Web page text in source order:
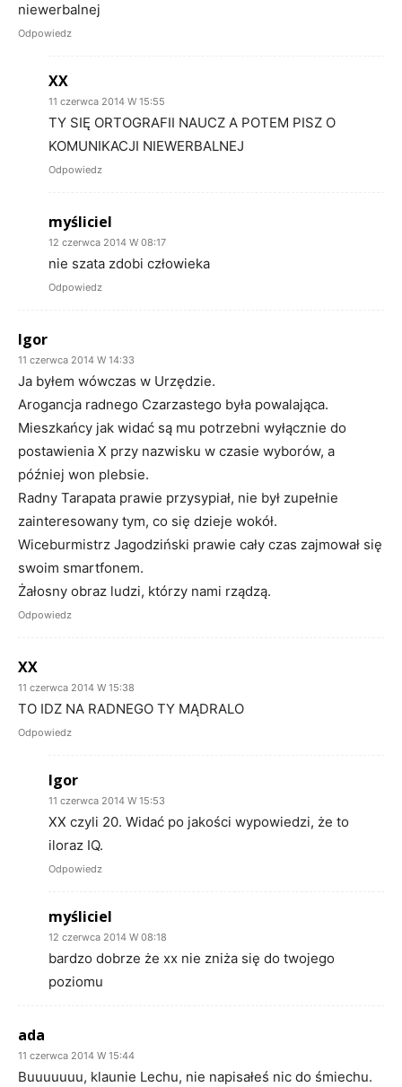
niewerbalnej
Odpowiedz
XX
11 czerwca 2014 W 15:55
TY SIĘ ORTOGRAFII NAUCZ A POTEM PISZ O
KOMUNIKACJI NIEWERBALNEJ
Odpowiedz
myśliciel
12 czerwca 2014 W 08:17
nie szata zdobi człowieka
Odpowiedz
Igor
11 czerwca 2014 W 14:33
Ja byłem wówczas w Urzędzie.
Arogancja radnego Czarzastego była powalająca.
Mieszkańcy jak widać są mu potrzebni wyłącznie do
postawienia X przy nazwisku w czasie wyborów, a
później won plebsie.
Radny Tarapata prawie przysypiał, nie był zupełnie
zainteresowany tym, co się dzieje wokół.
Wiceburmistrz Jagodziński prawie cały czas zajmował się
swoim smartfonem.
Żałosny obraz ludzi, którzy nami rządzą.
Odpowiedz
XX
11 czerwca 2014 W 15:38
TO IDZ NA RADNEGO TY MĄDRALO
Odpowiedz
Igor
11 czerwca 2014 W 15:53
XX czyli 20. Widać po jakości wypowiedzi, że to
iloraz IQ.
Odpowiedz
myśliciel
12 czerwca 2014 W 08:18
bardzo dobrze że xx nie zniża się do twojego
poziomu
ada
11 czerwca 2014 W 15:44
Buuuuuuu, klaunie Lechu, nie napisałeś nic do śmiechu.